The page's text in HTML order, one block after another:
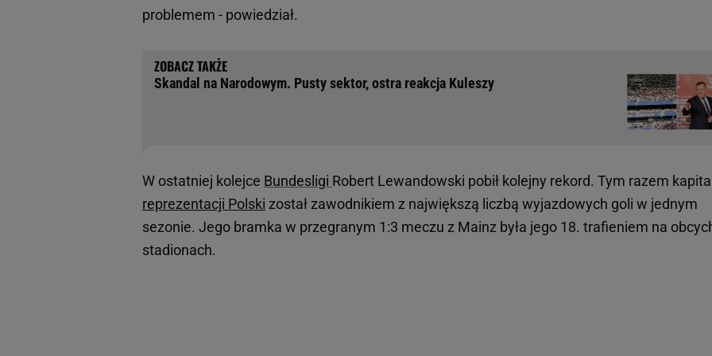
problemem - powiedział.
Skandal na Narodowym. Pusty sektor, ostra reakcja Kuleszy
W ostatniej kolejce Bundesligi Robert Lewandowski pobił kolejny rekord. Tym razem
reprezentacji Polski został zawodnikiem z największą liczbą wyjazdowych goli w jednym
sezonie. Jego bramka w przegranym 1:3 meczu z Mainz była jego 18. trafieniem na
stadionach.